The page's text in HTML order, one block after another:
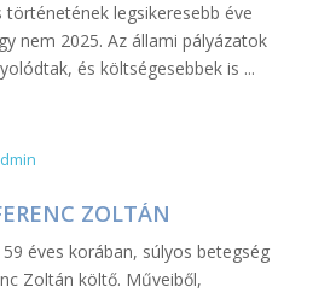
történetének legsikeresebb éve
nem 2025. Az állami pályázatok
és költségesebbek is ...
ZOLTÁN
éves korában, súlyos betegség
Zoltán költő. Műveiből,